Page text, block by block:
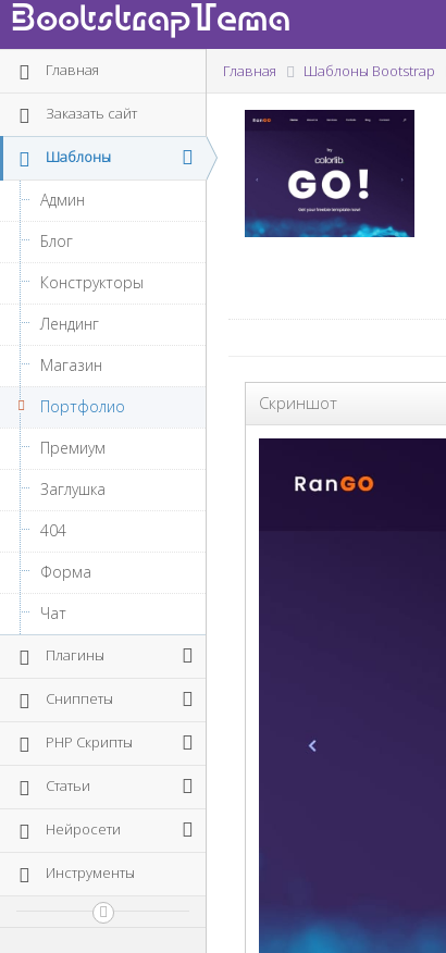
BootstrapTema
Главная
Заказать сайт
Шаблоны
Админ
Блог
Конструкторы
Лендинг
Магазин
Портфолио
Премиум
Заглушка
404
Форма
Чат
Плагины
Сниппеты
PHP Скрипты
Статьи
Нейросети
Инструменты
Главная Шаблоны Bootstrap
Скриншот